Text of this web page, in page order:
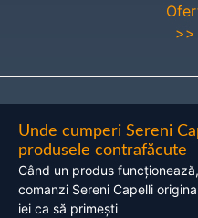
>>
Unde cumperi Sereni
produsele contrafăcute
Când un produs
comanzi Sereni Capelli
iei ca să primești